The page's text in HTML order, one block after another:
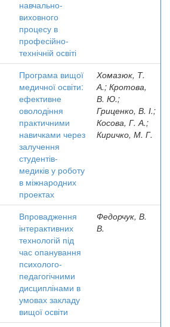
навчально-
виховного
процесу в
професійно-
технічній освіті
Програма вищої
медичної освіти:
ефективне
оволодіння
практичними
навичками через
залучення
студентів-
медиків у роботу
в міжнародних
проектах
Хомазюк, Т.
А.; Кротова,
В. Ю.;
Гриценко, В. І.;
Косова, Г. А.;
Киричко, М. Г.
Впровадження
інтерактивних
технологій під
час опанування
психолого-
педагогічними
дисциплінами в
умовах закладу
вищої освіти
Федорчук, В.
В.